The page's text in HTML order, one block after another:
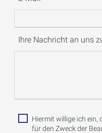
Ihre Nachricht an uns
Hiermit willige ich ein,
für den Zweck der